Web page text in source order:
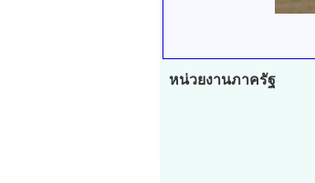
หน่วยงานภาครัฐ